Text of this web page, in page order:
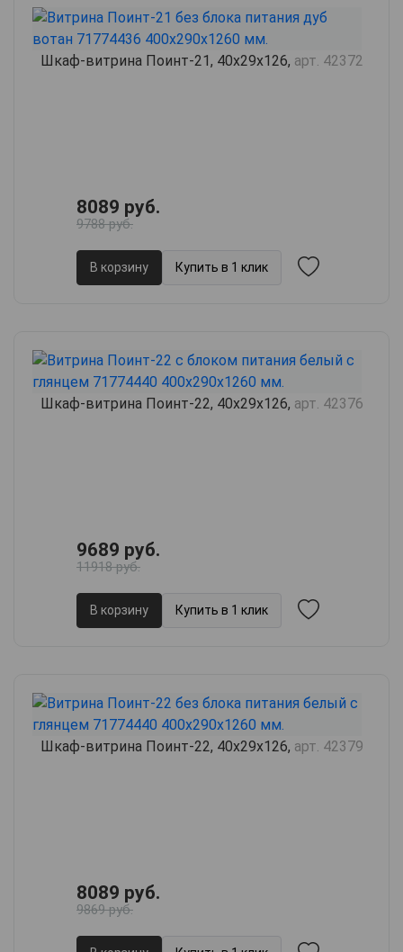
Шкаф-витрина Поинт-21, 40х29х126, арт. 42372
8089 руб.
9788 руб.
В корзину Купить в 1 клик
Шкаф-витрина Поинт-22, 40х29х126, арт. 42376
9689 руб.
11918 руб.
В корзину Купить в 1 клик
Шкаф-витрина Поинт-22, 40х29х126, арт. 42379
8089 руб.
9869 руб.